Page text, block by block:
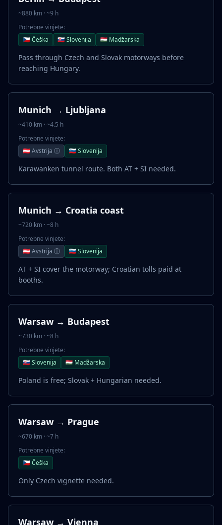
~880 km · ~9 h
Potrebne vinjete:
🇨🇿 Češka
🇸🇰 Slovenija 🇭🇺 Madžarska
Pass through Czech and Slovak motorways before
reaching Hungary.
Munich → Ljubljana
~410 km · ~4.5 h
Potrebne vinjete:
🇦🇹 Avstrija ⓘ
🇸🇮 Slovenija
Karawanken tunnel route. Both AT + SI needed.
Munich → Croatia coast
~720 km · ~8 h
Potrebne vinjete:
🇦🇹 Avstrija ⓘ
🇸🇮 Slovenija
AT + SI cover the motorway; Croatian tolls paid at
booths.
Warsaw → Budapest
~730 km · ~8 h
Potrebne vinjete:
🇸🇰 Slovenija
🇭🇺 Madžarska
Poland is free; Slovak + Hungarian needed.
Warsaw → Prague
~670 km · ~7 h
Potrebne vinjete:
🇨🇿 Češka
Only Czech vignette needed.
Warsaw → Vienna